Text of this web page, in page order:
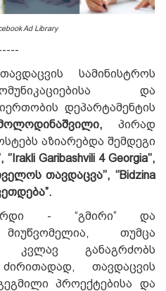
Ad Library
სამინისტროს
და
დეპარტამენტის
პირად
აზიარებდა შემდეგი
‘’Irakli Garibashvili 4 Georgia’’,
თავდაცვა’’, ‘’Bidzina
- “გმირი” და
მიუწვომელია, თუმცა
კვლავ განაგრძობს
თავდაცვის
პროექტებისა და